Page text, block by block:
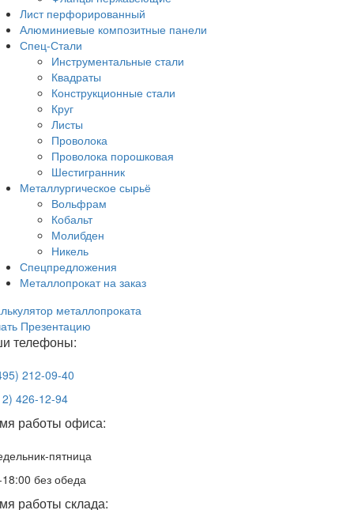
Лист перфорированный
Алюминиевые композитные панели
Спец-Стали
Инструментальные стали
Квадраты
Конструкционные стали
Круг
Листы
Проволока
Проволока порошковая
Шестигранник
Металлургическое сырьё
Вольфрам
Кобальт
Молибден
Никель
Спецпредложения
Металлопрокат на заказ
металлопроката
Презентацию
телефоны:
212-09-40
426-12-94
работы офиса:
пятница
без обеда
работы склада: